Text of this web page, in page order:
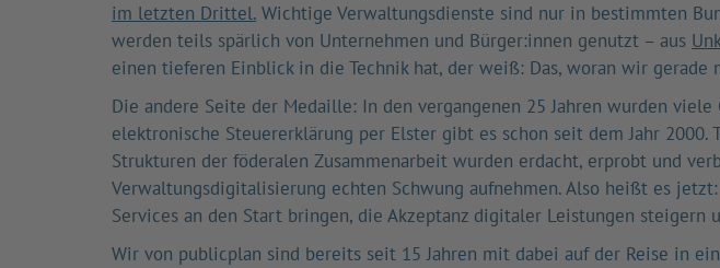
im letzten Drittel. Wichtige Verwaltungsdienste sind nur in bestimmten
werden teils spärlich von Unternehmen und Bürger:innen genutzt – aus
einen tieferen Einblick in die Technik hat, der weiß: Das, woran wir
Die andere Seite der Medaille: In den vergangenen 25 Jahren wurden
elektronische Steuererklärung per Elster gibt es schon seit dem Jahr
Strukturen der föderalen Zusammenarbeit wurden erdacht, erprobt und
Verwaltungsdigitalisierung echten Schwung aufnehmen. Also heißt es
Services an den Start bringen, die Akzeptanz digitaler Leistungen
Wir von publicplan sind bereits seit 15 Jahren mit dabei auf der Reise in